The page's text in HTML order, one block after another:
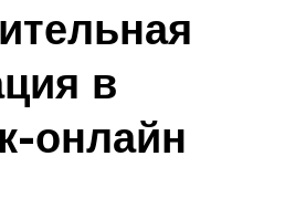
в
онлайн